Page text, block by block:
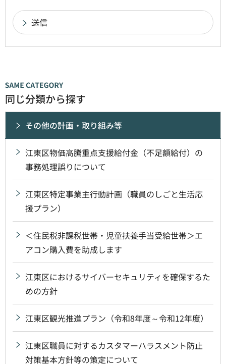
同じ分類から探す
その他の計画・取り組み等
江東区物価高騰重点支援給付金（不足額給付）の
事務処理誤りについて
江東区特定事業主行動計画（職員のしごと生活応
援プラン）
＜住民税非課税世帯・児童扶養手当受給世帯＞エ
アコン購入費を助成します
江東区におけるサイバーセキュリティを確保するた
めの方針
江東区観光推進プラン（令和8年度～令和12年度）
江東区職員に対するカスタマーハラスメント防止
対策基本方針等の策定について